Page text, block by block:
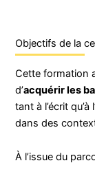
Objectifs de la
Cette formation
d’acquérir les
tant à l’écrit
dans des
À l’issue du